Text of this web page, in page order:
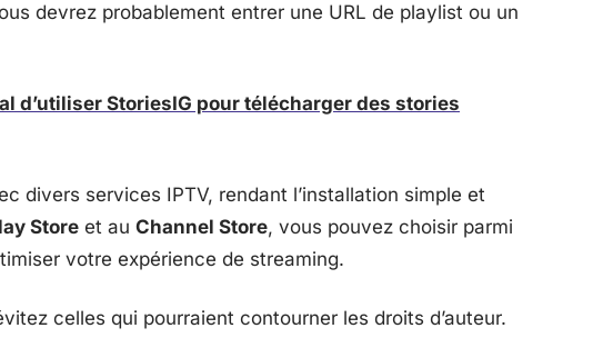
devrez probablement entrer une URL de playlist ou un
d’utiliser StoriesIG pour télécharger des stories
divers services IPTV, rendant l’installation simple et
Store et au Channel Store, vous pouvez choisir parmi
votre expérience de streaming.
celles qui pourraient contourner les droits d’auteur.